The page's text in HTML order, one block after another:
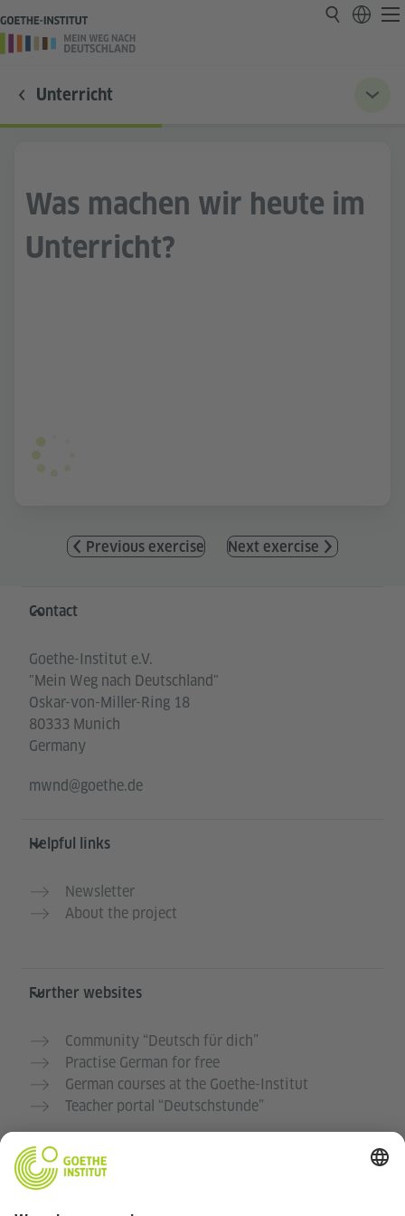
Unterricht
Was machen wir heute im
Unterricht?
Previous exercise Next exercise
Information and services
Contact
Goethe-Institut e.V.
"Mein Weg nach Deutschland"
Oskar-von-Miller-Ring 18
80333 Munich
Germany
mwnd@goethe.de
Helpful links
Newsletter
About the project
Further websites
Community “Deutsch für dich”
Practise German for free
German courses at the Goethe-Institut
Teacher portal “Deutschstunde”
Privacy and Accessibility